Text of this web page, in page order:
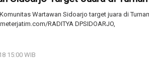
Wartawan Sidoarjo target juara di
RADITYA DPSIDOARJO,
15:00 WIB